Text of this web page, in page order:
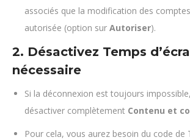
associés que la modification des
autorisée (option sur Autoriser).
2. Désactivez Temps
nécessaire
Si la déconnexion est toujours
désactiver complètement Contenu et
Pour cela, vous aurez besoin du code de